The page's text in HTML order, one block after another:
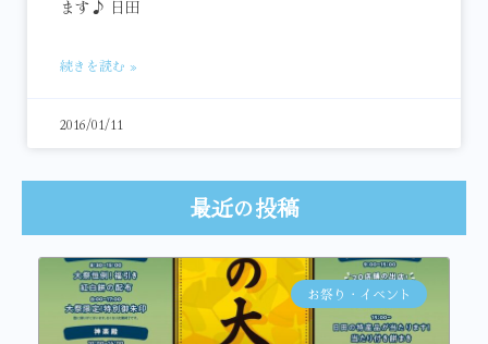
ます♪ 日田
続きを読む »
2016/01/11
最近の投稿
お祭り・イベント